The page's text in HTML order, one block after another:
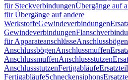
für SteckverbindungenÜbergänge auf
für Übergänge auf andere
WerkstoffeGewindeverbindungen
Gewindeverbindungen
für ApparateanschlüsseAnschlussbögen
AnschlussbögenAnschlussmuffen
AnschlussmuffenAnschlussstutzen
AnschlussstutzenFertigabläufe
FertigabläufeSchneckensiphons